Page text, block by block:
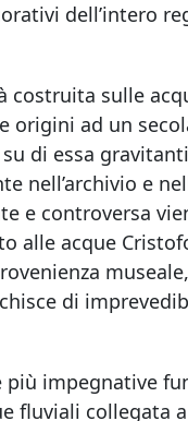
dell’intero
costruita sulle
origini ad un
di essa
nell’archivio e
e controversa
alle acque
di
più impegnative
fluviali collegata